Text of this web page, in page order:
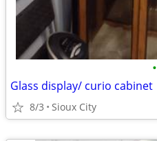
•
Glass display/ curio cabinet
8/3 Sioux City